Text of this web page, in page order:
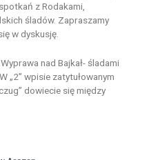
z Rodakami,
śladów. Zapraszamy
w dyskusję.
nad Bajkał- śladami
„2” wpisie zatytułowanym
dowiecie się między